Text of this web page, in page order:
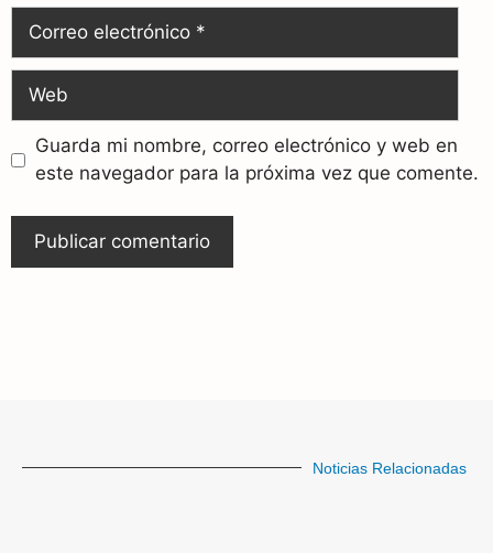
Guarda mi nombre, correo electrónico y web en
este navegador para la próxima vez que comente.
Noticias Relacionadas